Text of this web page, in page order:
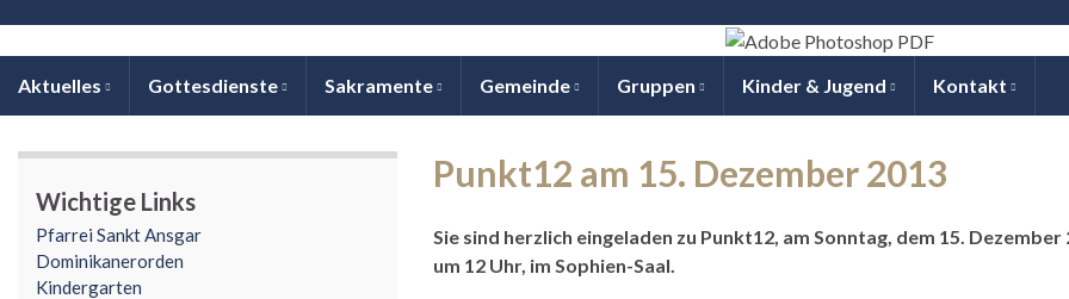
Aktuelles Gottesdienste Sakramente Gemeinde Gruppen Kinder & Jugend Kontakt
Punkt12 am 15. Dezember 2013
Sie sind herzlich eingeladen zu Punkt12, am Sonntag, dem 15. Dezember
um 12 Uhr, im Sophien-Saal.
Wichtige Links
Pfarrei Sankt Ansgar
Dominikanerorden
Kindergarten